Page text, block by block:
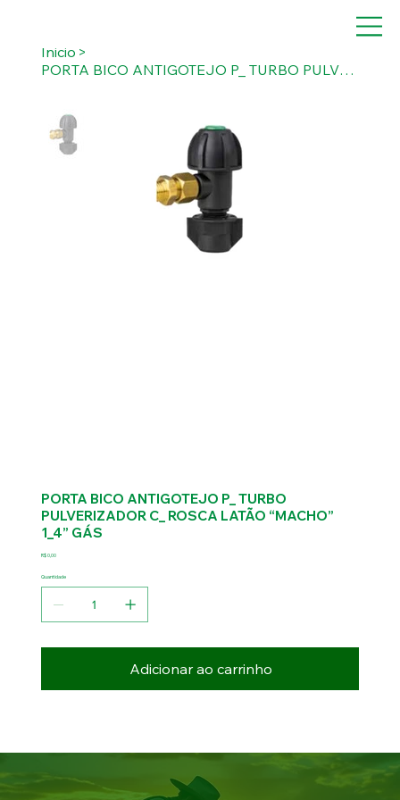
Inicio >
PORTA BICO ANTIGOTEJO P_ TURBO PULVERIZADOR C_ ROSCA LATÃO “MACHO” 1_4” GÁS
PORTA BICO ANTIGOTEJO P_ TURBO
PULVERIZADOR C_ ROSCA LATÃO “MACHO”
1_4” GÁS
Preço
R$ 0,00
Quantidade
Adicionar ao carrinho